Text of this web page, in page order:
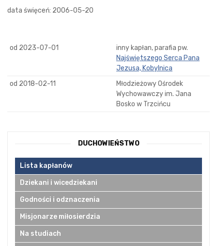
data święceń: 2006-05-20
od 2023-07-01
inny kapłan, parafia pw.
Najświętszego Serca Pana
Jezusa, Kobylnica
od 2018-02-11
Młodzieżowy Ośrodek
Wychowawczy im. Jana
Bosko w Trzcińcu
DUCHOWIEŃSTWO
Lista kapłanów
Dziekani i wicedziekani
Godności i odznaczenia
Misjonarze miłosierdzia
Na studiach